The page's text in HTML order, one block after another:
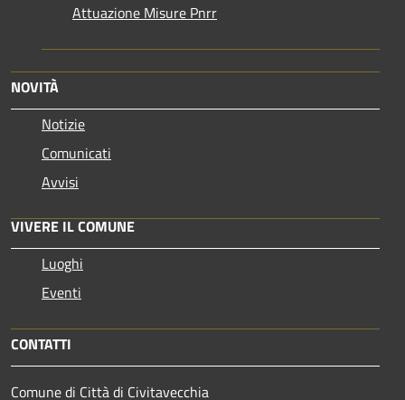
Attuazione Misure Pnrr
NOVITÀ
Notizie
Comunicati
Avvisi
VIVERE IL COMUNE
Luoghi
Eventi
CONTATTI
Comune di Città di Civitavecchia